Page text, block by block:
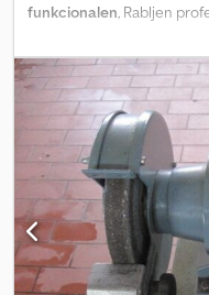
funkcionalen , Rabljen
Mayer. Naprava je bila
popolnoma delujočem
po e-pošti! Za vprašanja
Dedpfx Aoztkafohujck
predhodnem telefonskem
sprememb, vmesne